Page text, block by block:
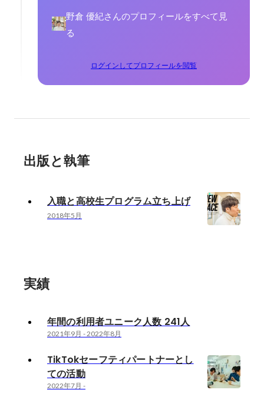
野倉 優紀さんのプロフィールをすべて見
る
ログインしてプロフィールを閲覧
出版と執筆
入職と高校生プログラム立ち上げ
2018年5月
実績
年間の利用者ユニーク人数 241人
2021年9月 -2022年8月
TikTokセーフティパートナーとし
ての活動
2022年7月 -